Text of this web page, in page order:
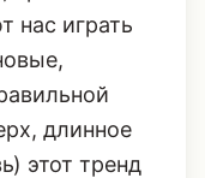
нас играть
длинное
этот тренд